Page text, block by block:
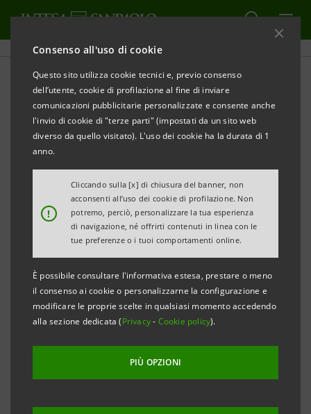
Consenso all'uso di cookie
Questo sito utilizza cookie tecnici e, previo consenso
dell’utente, cookie di profilazione al fine di inviare
comunicazioni pubblicitarie personalizzate e consente anche
l'invio di cookie di "terze parti" (impostati da un sito web
diverso da quello visitato). L'uso dei cookie ha la durata di 1
anno.
!
Cliccando sulla [x] di chiusura del banner, non
acconsenti all’uso dei cookie di profilazione. Non
potremo, perciò, personalizzare la tua esperienza
di navigazione, né offrirti contenuti in linea con le
tue preferenze o i tuoi comportamenti online.
È possibile consultare l'informativa estesa, prestare o meno
il consenso ai cookie o personalizzarne la configurazione e
modificare le proprie scelte in qualsiasi momento accedendo
alla sezione dedicata (Privacy- Cookie policy).
PIÙ OPZIONI
Storico Sanpaolo IMI: Bilanci
e Relazioni
AGGIORNA
Bilanci e relazioni
Bilanci società del
gruppo
Filtra per
Bilancio